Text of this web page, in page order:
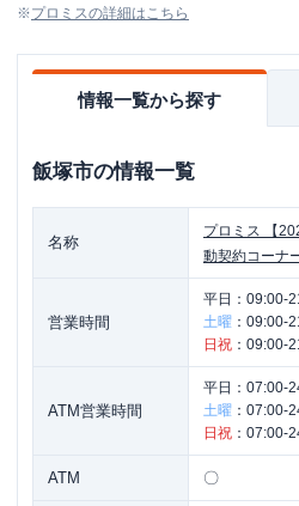
※プロミスの詳細はこちら
情報一覧から探す
飯塚市の情報一覧
名称
プロミス
【
動契約コーナ
営業時間
平日： 09:00-
土曜 ： 09:00-
日祝 ： 09:00-
ATM営業時間
平日： 07:00-
土曜 ： 07:00-
日祝 ： 07:00-
ATM 〇